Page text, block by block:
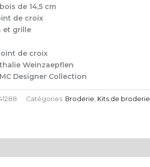
de 14,5 cm
de croix
et grille
de croix
Weinzaepflen
Designer Collection
Catégories: Broderie, Kits de broderie